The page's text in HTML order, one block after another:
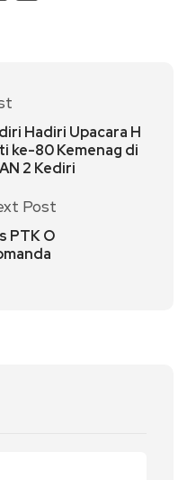
Hadiri Upacara H
ke-80 Kemenag di
2 Kediri
Post
PTK O